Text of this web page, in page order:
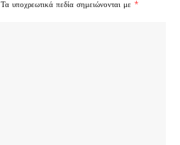
Τα υποχρεωτικά πεδία σημειώνονται με *